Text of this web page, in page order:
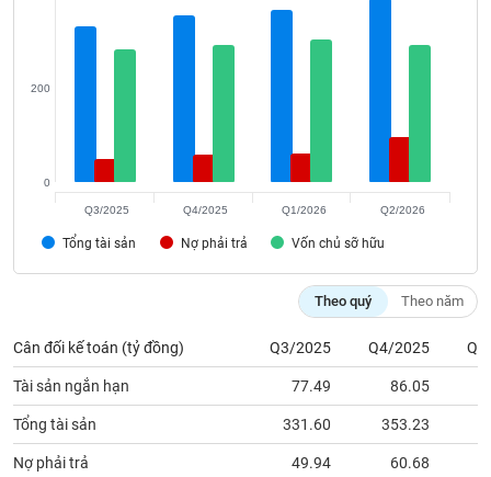
Tổng tài sản Nợ phải trả Vốn chủ sỡ hữu
0
200
Q3/2025 Q4/2025 Q1/2026 Q2/2026
Theo quý Theo năm
Cân đối kế toán (tỷ đồng) Q3/2025 Q4/2025
Tài sản ngắn hạn 77.49 86.05
Tổng tài sản 331.60 353.23
Nợ phải trả 49.94 60.68
(-)
chính
Công
cụ